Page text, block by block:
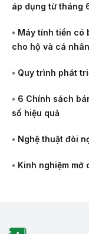
áp dụng từ tháng
• Máy tính tiền có
cho hộ và cá
• Quy trình phát
• 6 Chính sách
số hiệu quả
• Nghệ thuật đòi
• Kinh nghiệm mở